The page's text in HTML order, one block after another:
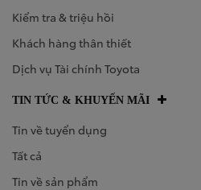
Kiểm tra & triệu hồi
Khách hàng thân thiết
Dịch vụ Tài chính Toyota
TIN TỨC & KHUYẾN MÃI
Tin về tuyển dụng
Tất cả
Tin về sản phẩm